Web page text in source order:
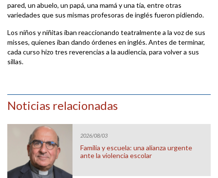
pared, un abuelo, un papá, una mamá y una tía, entre otras
variedades que sus mismas profesoras de inglés fueron pidiendo.
Los niños y niñitas iban reaccionando teatralmente a la voz de sus
misses, quienes iban dando órdenes en inglés. Antes de terminar,
cada curso hizo tres reverencias a la audiencia, para volver a sus
sillas.
Noticias relacionadas
2026/08/03
Familia y escuela: una alianza urgente
ante la violencia escolar